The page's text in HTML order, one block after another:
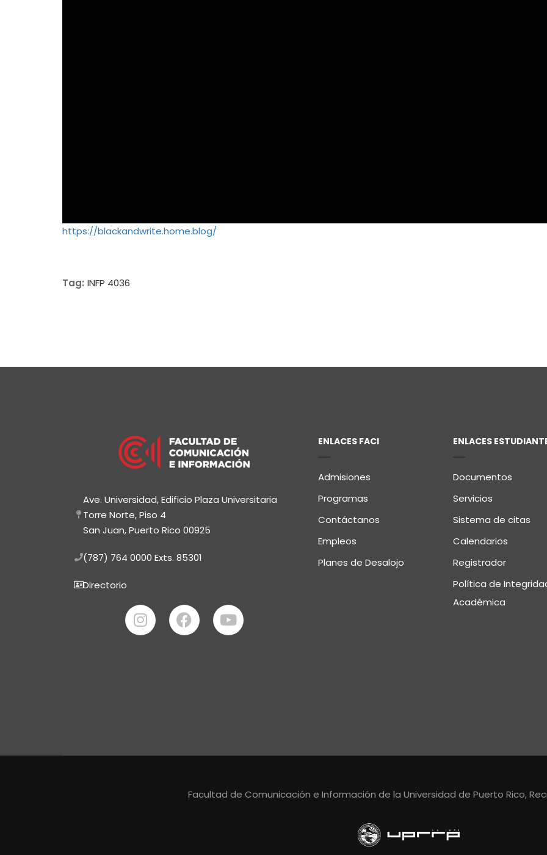
https://blackandwrite.home.blog/
Tag: INFP 4036
Ave. Universidad, Edificio Plaza Universitaria
Torre Norte, Piso 4
San Juan, Puerto Rico 00925
(787) 764 0000 Exts. 85301
Directorio
ENLACES FACI
Admisiones
Programas
Contáctanos
Empleos
Planes de Desalojo
ENLACES
Documentos
Servicios
Sistema de citas
Calendarios
Registrador
Política de
Académica
Facultad de Comunicación e Información de la Universidad de Puerto Rico,